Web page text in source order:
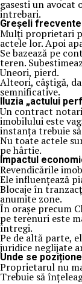
gasesti un avocat
intrebari.
Greșeli
Mulți proprietari
actele lor. Apoi
Se bazează pe
teren.
Uneori, pierd.
Alteori, câștigă,
semnificative.
Iluzia „actului
Un contract
imobilului este
instanța trebuie
Nu toate actele
pe hârtie.
Impactul
Revendicările
Ele influențează
Blocaje în
anumite zone.
În orașe precum
pe terenuri este
întregi.
Pe de altă parte,
juridice neglijate
Unde se
Proprietarul nu
Trebuie să